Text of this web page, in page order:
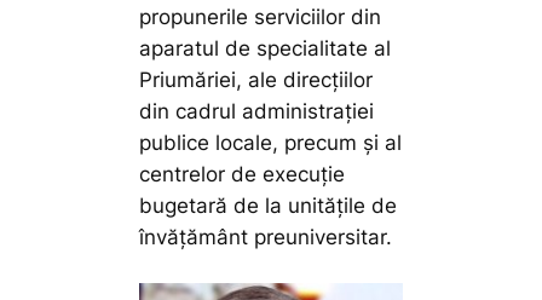
propunerile serviciilor din
aparatul de specialitate al
Priumăriei, ale direcțiilor
din cadrul administrației
publice locale, precum și al
centrelor de execuție
bugetară de la unitățile de
învățământ preuniversitar.